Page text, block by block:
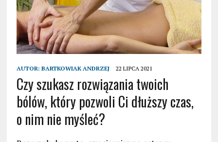
AUTOR: BARTKOWIAK ANDRZEJ 22 LIPCA 2021
Czy szukasz rozwiązania twoich
bólów, który pozwoli Ci dłuższy czas,
o nim nie myśleć?